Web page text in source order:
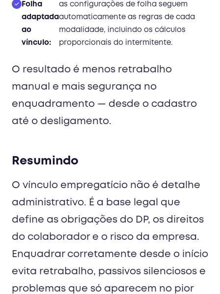
Folha
adaptada
ao
vínculo:
as configurações de folha seguem
automaticamente as regras de cada
modalidade, incluindo os cálculos
proporcionais do intermitente.
O resultado é menos retrabalho
manual e mais segurança no
enquadramento — desde o cadastro
até o desligamento.
Resumindo
O vínculo empregatício não é detalhe
administrativo. É a base legal que
define as obrigações do DP, os direitos
do colaborador e o risco da empresa.
Enquadrar corretamente desde o início
evita retrabalho, passivos silenciosos e
problemas que só aparecem no pior